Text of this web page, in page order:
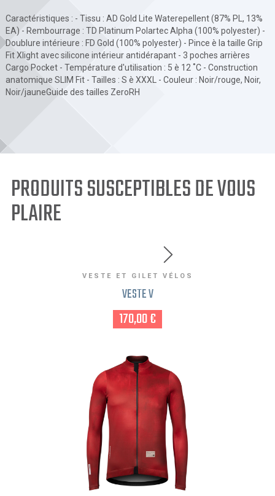
Caractéristiques : - Tissu : AD Gold Lite Waterepellent (87% PL, 13%
EA) - Rembourrage : TD Platinum Polartec Alpha (100% polyester) -
Doublure intérieure : FD Gold (100% polyester) - Pince è la taille Grip
Fit Xlight avec silicone intérieur antidérapant - 3 poches arrières
Cargo Pocket - Température d'utilisation : 5 è 12 ˚C - Construction
anatomique SLIM Fit - Tailles : S è XXXL - Couleur : Noir/rouge, Noir,
Noir/jauneGuide des tailles ZeroRH
PRODUITS SUSCEPTIBLES DE VOUS
PLAIRE
VESTE ET GILET VÉLOS
VESTE V
170,00 €